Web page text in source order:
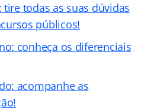
todas as suas dúvidas
públicos!
conheça os diferenciais
acompanhe as